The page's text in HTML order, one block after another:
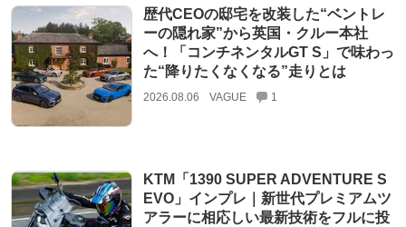
歴代CEOの邸宅を改装した“ベントレ
ーの隠れ家”から英国・クルー本社
へ！「コンチネンタルGT S」で味わっ
た“降りたくなくなる”走りとは
2026.08.06 VAGUE 1
KTM「1390 SUPER ADVENTURE S
EVO」インプレ｜新世代プレミアムツ
アラーに相応しい最新技術をフルに投